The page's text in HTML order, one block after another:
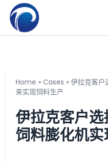
Home » Cases » 伊拉克客
来实现饲料生产
伊拉克客户
饲料膨化机